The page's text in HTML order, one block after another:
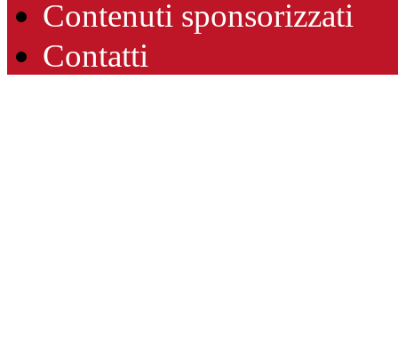
Contenuti sponsorizzati
Contatti